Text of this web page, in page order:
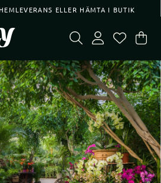
ELLER HÄMTA I BUTIK
.